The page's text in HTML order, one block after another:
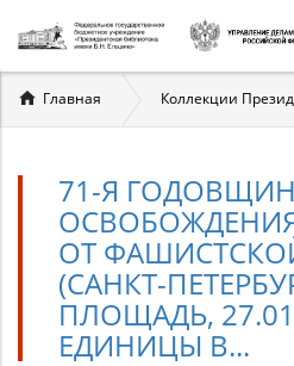
Вы
здесь
Главная Коллекции
71-Я
ОТ
(САНКТ-
ПЛОЩАДЬ,
ЕДИНИЦЫ В...